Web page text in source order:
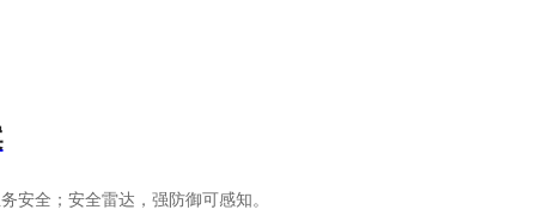
安全；安全雷达，强防御可感知。